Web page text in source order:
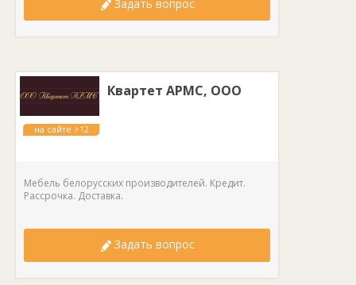
Задать вопрос
на сайте >12
Квартет АРМС, ООО
Мебель белорусских производителей. Кредит.
Рассрочка. Доставка.
Задать вопрос